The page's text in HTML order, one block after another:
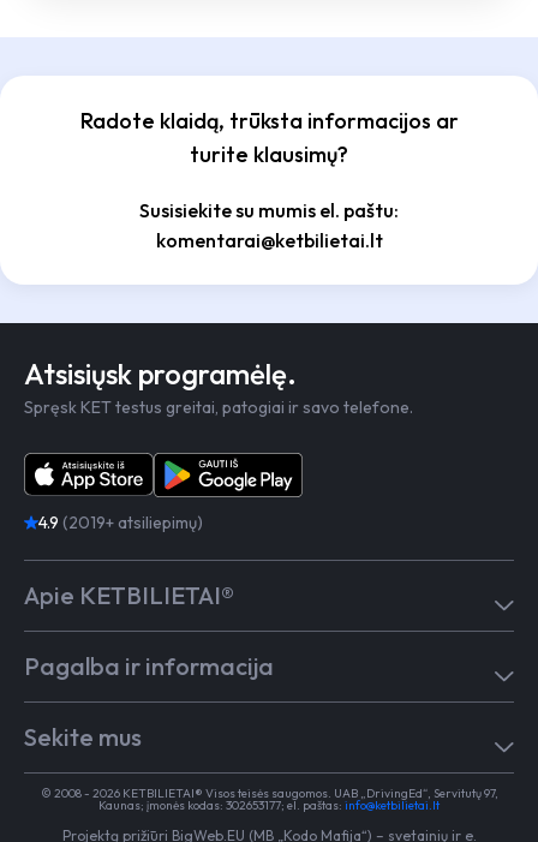
Radote klaidą, trūksta informacijos ar
turite klausimų?
Susisiekite su mumis el. paštu:
komentarai@ketbilietai.lt
Atsisiųsk programėlę.
Spręsk KET testus greitai, patogiai ir savo telefone.
4.9 (2019+ atsiliepimų)
Apie KETBILIETAI®
Kaip mokytis
Testai
Test in English
Kontaktai
Vairavimo mokykloms
Apie KETBILIETAI®
Pagalba ir informacija
Dažniausiai užduodami klausimai
Egzaminai Regitroje
Medicininė pažyma
Sekite mus
TikTok
Facebook
© 2008 - 2026 KETBILIETAI® Visos teisės saugomos. UAB „DrivingEd“, Servitutų 97,
Kaunas; įmonės kodas: 302653177; el. paštas: info@ketbilietai.lt
Projektą prižiūri BigWeb.EU (MB „Kodo Mafija“) – svetainių ir e.